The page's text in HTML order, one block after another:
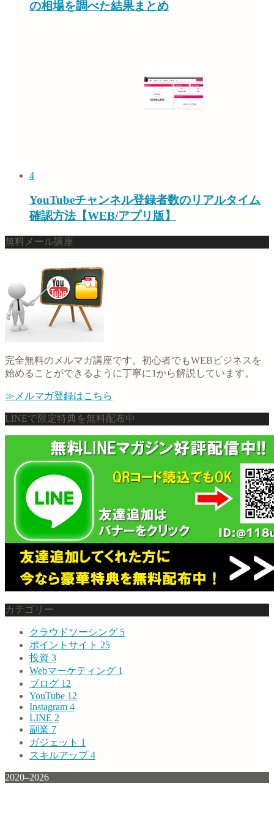
の相場を調べた結果まとめ
4
YouTubeチャンネル登録者数のリアルタイム
確認方法【WEB/アプリ版】
無料メール講座
完全無料のメルマガ講座です。初心者でもWEBビジネスを
始めることができるように丁寧に1から解説しています。
≫メルマガ登録はこちら
LINEで限定特典を無料配布中
カテゴリー
クラウドソーシング 5
ポイントサイト 25
投資 3
Webマーケティング 1
ブログ 12
YouTube 12
Instagram 4
LINE 2
副業 7
ガジェット 1
スキルアップ4
2020–2026